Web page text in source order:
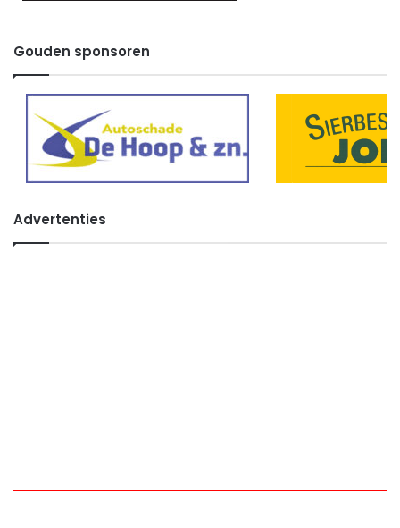
Gouden sponsoren
Advertenties